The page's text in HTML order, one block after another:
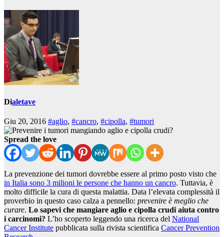
Dialetave
Giu 20, 2016 #aglio, #cancro, #cipolla, #tumori
Spread the love
La prevenzione dei tumori dovrebbe essere al primo posto visto che
in Italia sono 3 milioni le persone che hanno un cancro. Tuttavia, è
molto difficile la cura di questa malattia. Data l’elevata complessità il
proverbio in questo caso calza a pennello: prevenire è meglio che
curare. Lo sapevi che mangiare aglio e cipolla crudi aiuta contro
i carcinomi? L’ho scoperto leggendo una ricerca del National
Cancer Institute pubblicata sulla rivista scientifica Cancer Prevention